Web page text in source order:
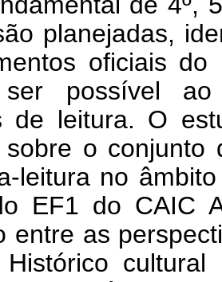
planejadas,
oficiais
possível ao
de leitura. O
sobre o
leitura no
EF1 do CAIC
entre as